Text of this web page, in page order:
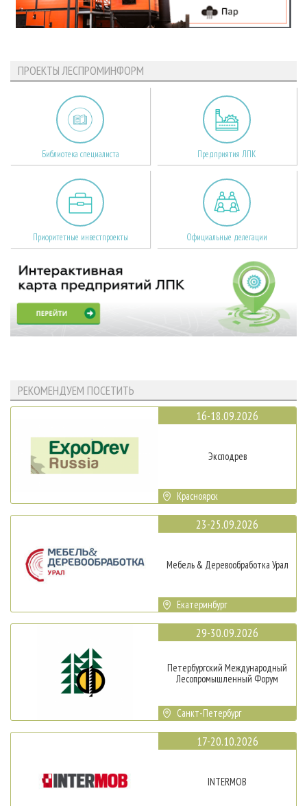
ПРОЕКТЫ ЛЕСПРОМИНФОРМ
Библиотека специалиста Предприятия ЛПК
Приоритетные инвестпроекты Официальные делегации
РЕКОМЕНДУЕМ ПОСЕТИТЬ
16-18.09.2026
Эксподрев
Красноярск
23-25.09.2026
Мебель & Деревообработка Урал
Екатеринбург
29-30.09.2026
Петербургский Международный
Лесопромышленный Форум
Санкт-Петербург
17-20.10.2026
INTERMOB